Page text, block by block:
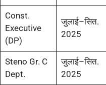
Const.
Executive
(DP)
जुलाई–सित.
2025
Steno Gr. C
Dept.
जुलाई–सित.
2025